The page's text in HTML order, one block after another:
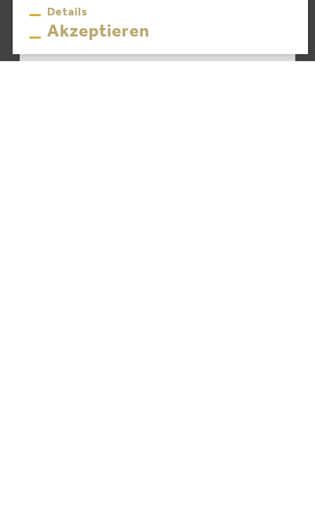
Details
Akzeptieren